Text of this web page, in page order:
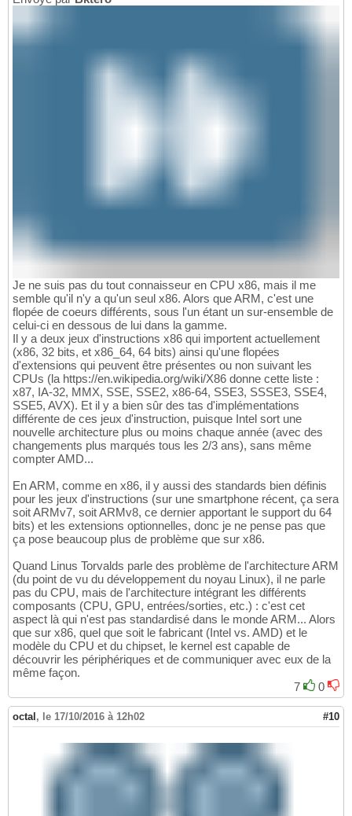
Je ne suis pas du tout connaisseur en CPU x86, mais il me
semble qu'il n'y a qu'un seul x86. Alors que ARM, c'est une
flopée de coeurs différents, sous l'un étant un sur-ensemble de
celui-ci en dessous de lui dans la gamme.
Il y a deux jeux d'instructions x86 qui importent actuellement
(x86, 32 bits, et x86_64, 64 bits) ainsi qu'une flopées
d'extensions qui peuvent être présentes ou non suivant les
CPUs (la https://en.wikipedia.org/wiki/X86 donne cette liste :
x87, IA-32, MMX, SSE, SSE2, x86-64, SSE3, SSSE3, SSE4,
SSE5, AVX). Et il y a bien sûr des tas d'implémentations
différente de ces jeux d'instruction, puisque Intel sort une
nouvelle architecture plus ou moins chaque année (avec des
changements plus marqués tous les 2/3 ans), sans même
compter AMD...
En ARM, comme en x86, il y aussi des standards bien définis
pour les jeux d'instructions (sur une smartphone récent, ça sera
soit ARMv7, soit ARMv8, ce dernier apportant le support du 64
bits) et les extensions optionnelles, donc je ne pense pas que
ça pose beaucoup plus de problème que sur x86.
Quand Linus Torvalds parle des problème de l'architecture ARM
(du point de vu du développement du noyau Linux), il ne parle
pas du CPU, mais de l'architecture intégrant les différents
composants (CPU, GPU, entrées/sorties, etc.) : c'est cet
aspect là qui n'est pas standardisé dans le monde ARM... Alors
que sur x86, quel que soit le fabricant (Intel vs. AMD) et le
modèle du CPU et du chipset, le kernel est capable de
découvrir les périphériques et de communiquer avec eux de la
même façon.
7
0
octal, le 17/10/2016 à 12h02 #10